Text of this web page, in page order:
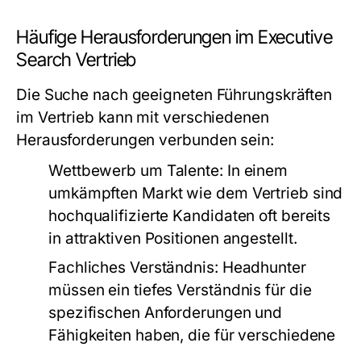
Häufige Herausforderungen im Executive
Search Vertrieb
Die Suche nach geeigneten Führungskräften
im Vertrieb kann mit verschiedenen
Herausforderungen verbunden sein:
Wettbewerb um Talente: In einem
umkämpften Markt wie dem Vertrieb sind
hochqualifizierte Kandidaten oft bereits
in attraktiven Positionen angestellt.
Fachliches Verständnis: Headhunter
müssen ein tiefes Verständnis für die
spezifischen Anforderungen und
Fähigkeiten haben, die für verschiedene